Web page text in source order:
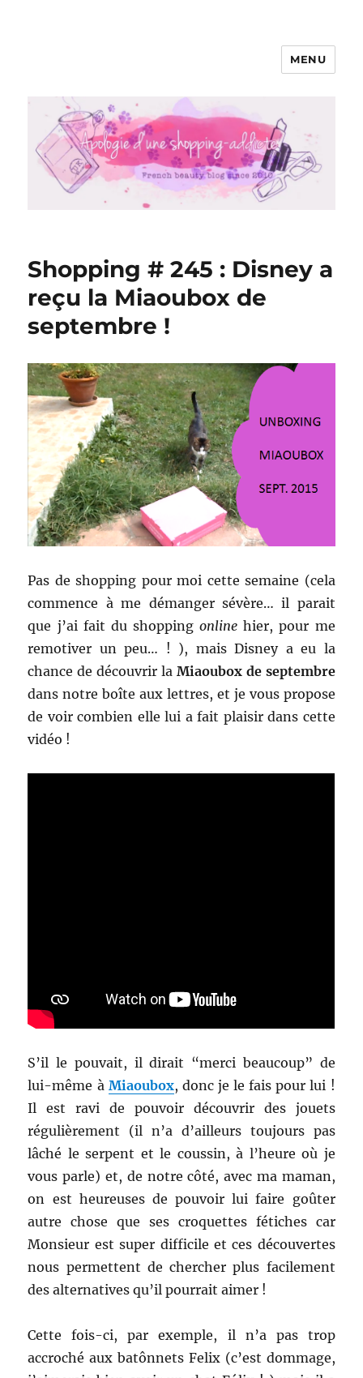
Apologie d'une Shopping-addicte
MENU
Shopping # 245 : Disney a
reçu la Miaoubox de
septembre !
Pas de shopping pour moi cette semaine (cela
commence à me démanger sévère… il parait
que j’ai fait du shoppingonline hier, pour me
remotiver un peu… ! ), mais Disney a eu la
chance de découvrir la Miaoubox de septembre
dans notre boîte aux lettres, et je vous propose
de voircombien elle lui a fait plaisir dans cette
vidéo !
S’il le pouvait, il dirait “merci beaucoup” de
lui-même à Miaoubox, donc je le fais pour lui !
Il est ravi de pouvoir découvrir des jouets
régulièrement (il n’a d’ailleurs toujours pas
lâché le serpent et le coussin, à l’heure où je
vous parle) et, de notre côté, avec ma maman,
on est heureuses de pouvoir lui faire goûter
autre chose que ses croquettes fétiches car
Monsieur est super difficile et ces découvertes
nous permettent de chercher plus facilement
des alternatives qu’il pourrait aimer !
Cette fois-ci, par exemple, il n’a pas trop
accroché aux batônnets Felix (c’est dommage,